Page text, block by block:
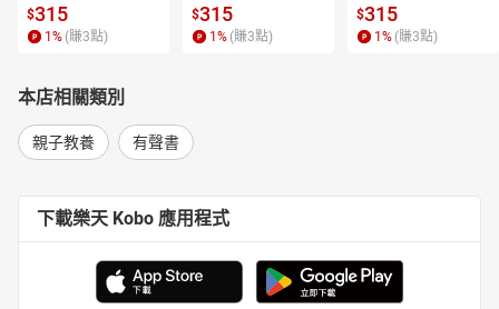
$315
1 % (賺3點)
$315
1 % (賺3點)
$315
1 % (賺3點)
本店相關類別
親子教養 有聲書
下載樂天 Kobo 應用程式